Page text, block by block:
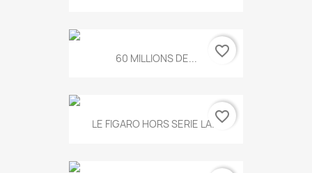
60 MILLIONS DE... favorite_border
LE FIGARO HORS SERIE LA...favorite_border